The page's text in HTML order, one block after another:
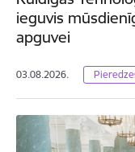
ieguvis
apguvei
03.08.2026.